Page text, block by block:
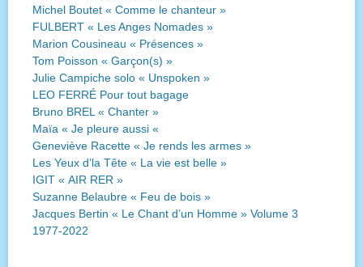
Michel Boutet « Comme le chanteur »
FULBERT « Les Anges Nomades »
Marion Cousineau « Présences »
Tom Poisson « Garçon(s) »
Julie Campiche solo « Unspoken »
LEO FERRÉ Pour tout bagage
Bruno BREL « Chanter »
Maïa « Je pleure aussi «
Geneviève Racette « Je rends les armes »
Les Yeux d’la Tête « La vie est belle »
IGIT « AIR RER »
Suzanne Belaubre « Feu de bois »
Jacques Bertin « Le Chant d’un Homme » Volume 3
1977-2022